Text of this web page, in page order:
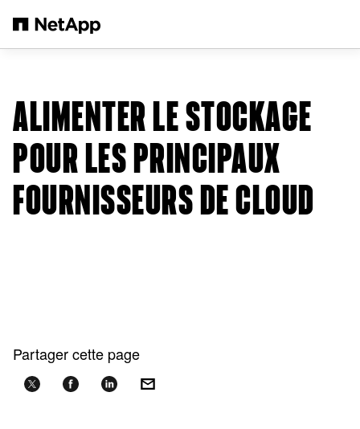
ALIMENTER LE STOCKAGE
POUR LES PRINCIPAUX
FOURNISSEURS DE CLOUD
Partager cette page